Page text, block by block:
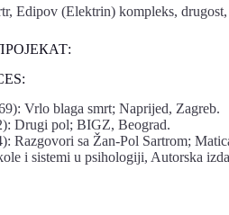
Edipov (Elektrin) kompleks,
Vrlo blaga smrt; Naprijed, Zagreb.
Drugi pol; BIGZ, Beograd.
Razgovori sa Žan-Pol Sartrom;
i sistemi u psihologiji, Autorska